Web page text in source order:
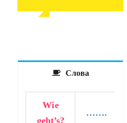
Слова
Wie
geht’s?
…….